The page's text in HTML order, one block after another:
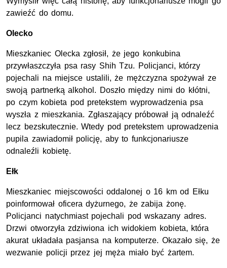
zawieźć do domu.
Olecko
Mieszkaniec Olecka zgłosił, że jego konkubina
przywłaszczyła psa rasy Shih Tzu. Policjanci, którzy
pojechali na miejsce ustalili, że mężczyzna spożywał ze
swoją partnerką alkohol. Doszło między nimi do kłótni,
po czym kobieta pod pretekstem wyprowadzenia psa
wyszła z mieszkania. Zgłaszający próbował ją odnaleźć
lecz bezskutecznie. Wtedy pod pretekstem uprowadzenia
pupila zawiadomił policję, aby to funkcjonariusze
odnaleźli kobietę.
Ełk
Mieszkaniec miejscowości oddalonej o 16 km od Ełku
poinformował oficera dyżurnego, że zabija żonę.
Policjanci natychmiast pojechali pod wskazany adres.
Drzwi otworzyła zdziwiona ich widokiem kobieta, która
akurat układała pasjansa na komputerze. Okazało się, że
wezwanie policji przez jej męża miało być żartem.